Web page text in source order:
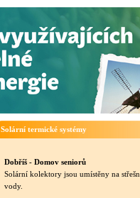
Solární termické systémy
Dobříš - Domov seniorů
Solární kolektory jsou umístěny na
vody.